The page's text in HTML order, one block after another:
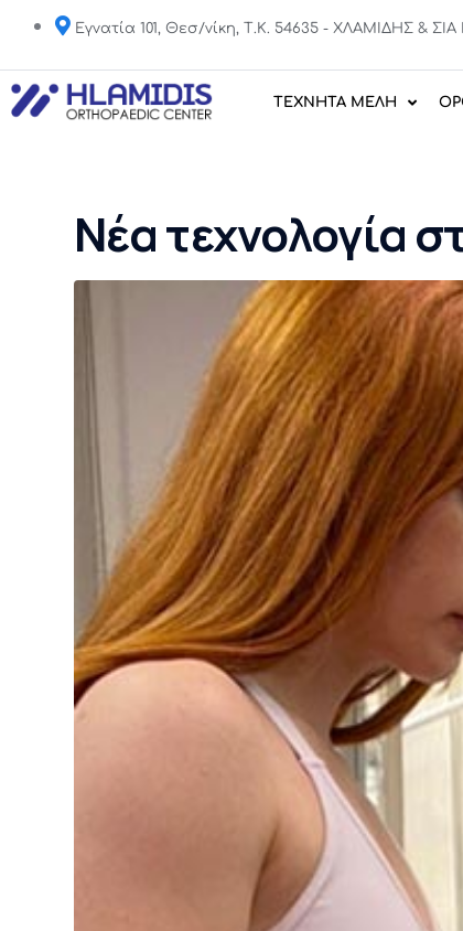
Εγνατία 101, Θεσ/νίκη, Τ.Κ. 54635 - ΧΛΑΜΙΔΗΣ &
ΤΕΧΝΗΤΑ ΜΕΛΗ
Νέα τεχνολογία